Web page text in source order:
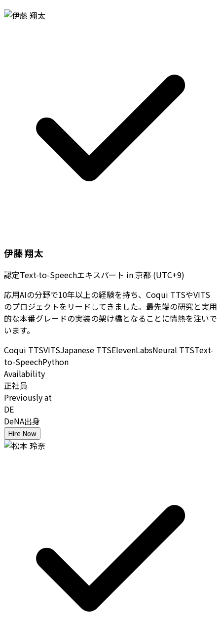
伊藤 翔太
認定Text-to-Speechエキスパート in京都 (UTC+9)
応用AIの分野で10年以上の経験を持ち、Coqui TTSやVITS
のプロジェクトをリードしてきました。最先端の研究と実用
的な本番グレードの実装の架け橋となることに情熱を注いで
います。
Coqui TTSVITSJapanese TTSElevenLabsNeural TTSText-
to-SpeechPython
Availability
正社員
Previously at
DE
DeNA出身
Hire Now